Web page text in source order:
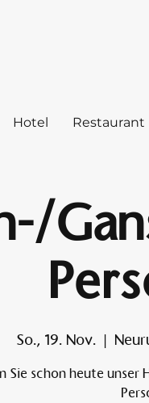
Hotel Restaurant
So., 19. Nov.
  |
Sie schon heute